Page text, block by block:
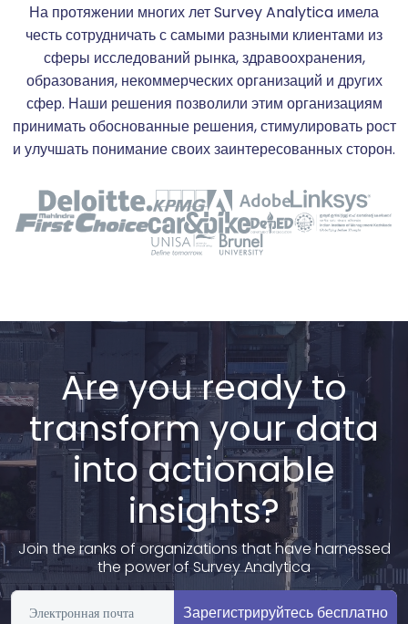
На протяжении многих лет Survey Analytica имела
честь сотрудничать с самыми разными клиентами из
сферы исследований рынка, здравоохранения,
образования, некоммерческих организаций и других
сфер. Наши решения позволили этим организациям
принимать обоснованные решения, стимулировать рост
и улучшать понимание своих заинтересованных сторон.
Are you ready to
transform your data
into actionable
insights?
Join the ranks of organizations that have harnessed
the power of Survey Analytica
Зарегистрируйтесь бесплатно